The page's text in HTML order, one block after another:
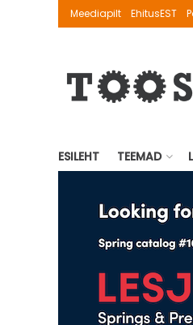
Meediapilt EhitusEST
ESILEHT TEEMAD